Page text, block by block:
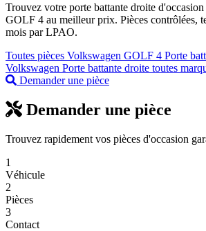
Trouvez votre porte battante droite
GOLF 4 au meilleur prix. Pièces contrôlées,
mois par LPAO.
Toutes pièces Volkswagen GOLF 4 Porte
Volkswagen Porte battante droite toutes
Demander une pièce
Demander une pièce
Trouvez rapidement vos pièces d'occasion
1
Véhicule
2
Pièces
3
Contact